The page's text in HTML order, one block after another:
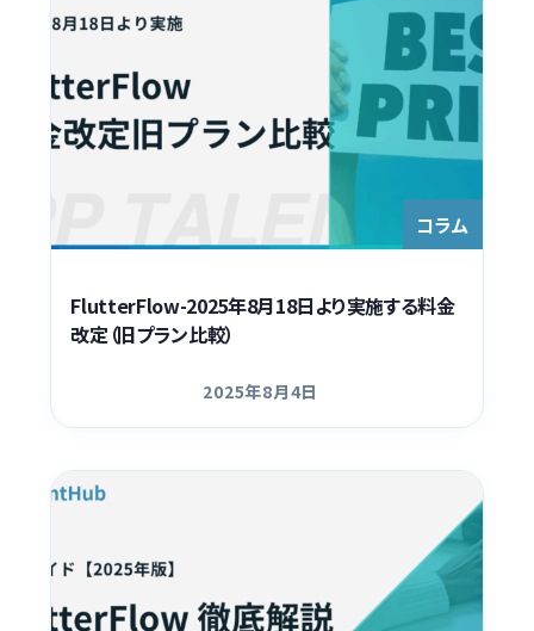
コラム
FlutterFlow-2025年8月18日より実施する料金
改定（旧プラン比較）
更新日
2025年8月4日